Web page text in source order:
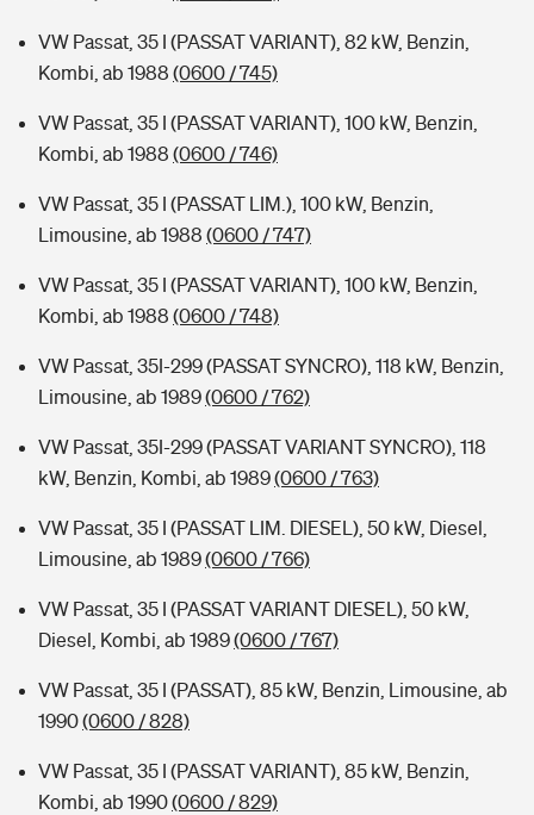
VW Passat, 35 I (PASSAT VARIANT), 82 kW, Benzin,
Kombi, ab 1988 (0600 / 745)
VW Passat, 35 I (PASSAT VARIANT), 100 kW, Benzin,
Kombi, ab 1988 (0600 / 746)
VW Passat, 35 I (PASSAT LIM.), 100 kW, Benzin,
Limousine, ab 1988 (0600 / 747)
VW Passat, 35 I (PASSAT VARIANT), 100 kW, Benzin,
Kombi, ab 1988 (0600 / 748)
VW Passat, 35I-299 (PASSAT SYNCRO), 118 kW, Benzin,
Limousine, ab 1989(0600 / 762)
VW Passat, 35I-299 (PASSAT VARIANT SYNCRO), 118
kW, Benzin, Kombi, ab 1989(0600 / 763)
VW Passat, 35 I (PASSAT LIM. DIESEL), 50 kW, Diesel,
Limousine, ab 1989(0600 / 766)
VW Passat, 35 I (PASSAT VARIANT DIESEL), 50 kW,
Diesel, Kombi, ab 1989(0600 / 767)
VW Passat, 35 I (PASSAT), 85 kW, Benzin, Limousine, ab
1990(0600 / 828)
VW Passat, 35 I (PASSAT VARIANT), 85 kW, Benzin,
Kombi, ab 1990(0600 / 829)